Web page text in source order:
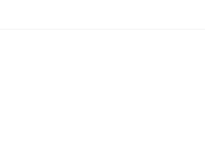
绑后，用户将无法再享受原代理商提供的优